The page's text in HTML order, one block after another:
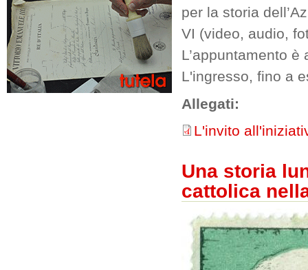
per la storia
VI (video, audio,
L’appuntamento
L'ingresso, fino a
Allegati:
L'invito
Una storia
cattolica